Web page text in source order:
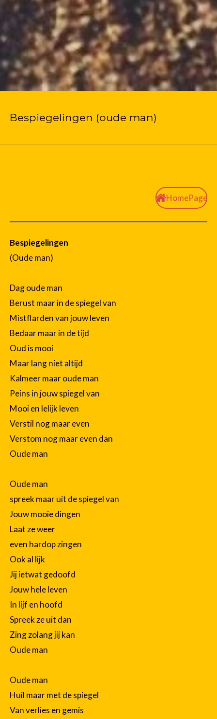
Bespiegelingen (oude man)
HomePage
Bespiegelingen
(Oude man)
Dag oude man
Berust maar in de spiegel van
Mistflarden van jouw leven
Bedaar maar in de tijd
Oud is mooi
Maar lang niet altijd
Kalmeer maar oude man
Peins in jouw spiegel van
Mooi en lelijk leven
Verstil nog maar even
Verstom nog maar even dan
Oude man
Oude man
spreek maar uit de spiegel van
Jouw mooie dingen
Laat ze weer
even hardop zingen
Ook al lijk
Jij ietwat gedoofd
Jouw hele leven
In lijf en hoofd
Spreek ze uit dan
Zing zolang jij kan
Oude man
Oude man
Huil maar met de spiegel
Van verlies en gemis